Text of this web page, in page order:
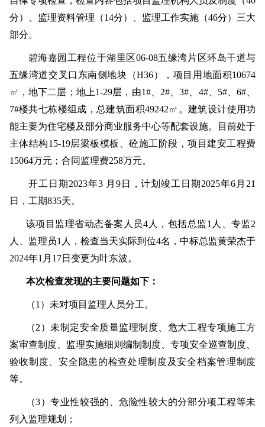
分）、监理资料管理（14分）、监理工作实施（46分）三大
部分。
碧海嘉园工程位于湖里区06-08五缘湾片区环岛干道与
五缘湾道交叉口东南侧地块（H36），项目用地面积10674
㎡ ，地下二层；地上1-29层，由1#、 2#、3# 4#、 5#、6#
7#楼共七栋楼组成，总建筑面积49242㎡ 。建筑设计使用功
能主要为住宅楼及部分商业服务中心等配套设施。目前处于
主体结构15-19层梁板模板、砼施工阶段，项目建安工程费
15064万元；合同监理费258万元。
开工日期 2023年3 月 9日，计划竣工日期 2025年6 月 21
日，工期835天。
该项目监理省动态备案人员4 人，包括总监1 人、专监2
人、监理员1 人，检查当天实际到位4名，中标总监黄荣杰于
2024年1 月 17日变更为叶东波。
本次检查发现的主要问题如下：
（1 ）未对项目监理人员分工。
（2 ）未制定安全质量监理制度、危大工程专项施工方
案审查制度、监理实施细则编制制度、专项安全巡查制度、
验收制度、安全隐患的检查处理制度及安全档案管理制度
等。
（3）专业性较强的、危险性较大的分部分项工程等未
列入监理规划；